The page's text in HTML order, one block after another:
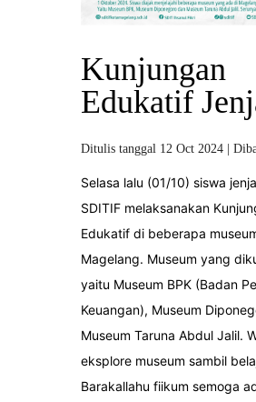
Kunjungan
Edukatif
Ditulis tanggal 12 Oct 2024 |
Selasa lalu (01/10) siswa
SDITIF melaksanakan
Edukatif di beberapa
Magelang. Museum yang
yaitu Museum BPK (Badan
Keuangan), Museum
Museum Taruna Abdul Jalil.
eksplore museum sambil
Barakallahu fiikum semoga